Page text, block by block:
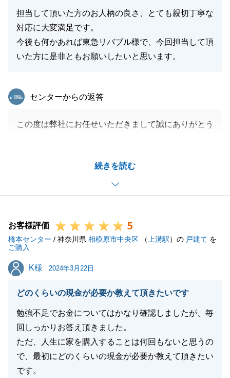
担当して頂いた方のお人柄の良さ、とても親切丁寧な
対応に大変満足です。
今後も何かあれば東急リバブル様で、今回担当して頂
いた方に是非ともお願いしたいと思います。
続きを読む
東急リバブル
センターからの返答
この度は弊社にお任せいただきまして誠にありがとう
ます。ありがとうございました。
今後何かお困りなことがございましたらお気軽にお申
し付けください。
お客様評価 5
橋本センター / 神奈川県 相模原市中央区 （ 上溝駅）の 戸建て を
ご購入
K様
K様 2024年3月22日
どのくらいの現金が必要か教えて頂きたいです
勉強不足でお金についてはかなり確認しましたが、毎
回しっかりお答え頂きました。
ただ、人生に家を購入することは何回もないと思うの
で、最初にどのくらいの現金が必要か教えて頂きたい
です。